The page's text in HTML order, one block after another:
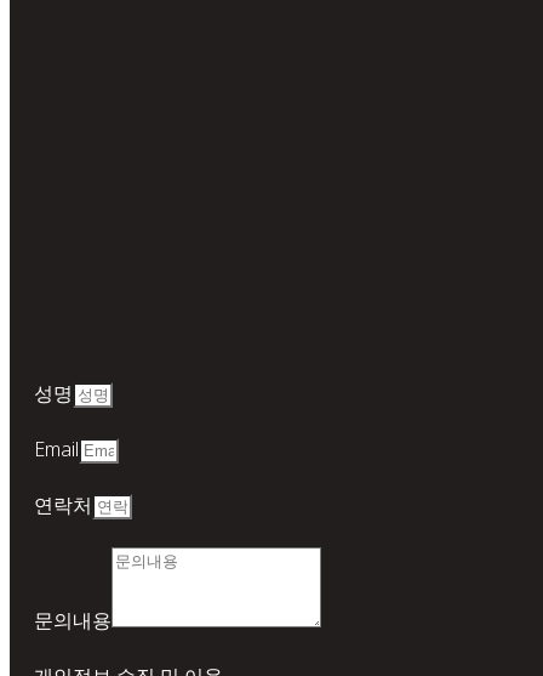
성명
Email
연락처
문의내용